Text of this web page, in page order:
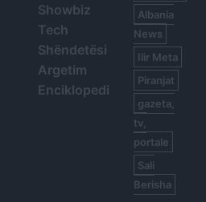
Showbiz
Tech
Shëndetësi
Argetim
Enciklopedi
Albania
News
Ilir Meta
Piranjat
gazeta,
tv,
portale
Sali
Berisha